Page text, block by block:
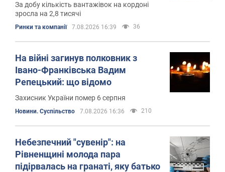
За добу кількість вантажівок на кордоні
зросла на 2,8 тисячі
Ринки та компанії 7.08.2026 16:39 36
На війні загинув полковник з
Івано-Франківська Вадим
Репецький: що відомо
Захисник України помер 6 серпня
Новини. Суспільство 7.08.2026 16:36 210
Небезпечний "сувенір": на
Рівненщині молода пара
підірвалась на гранаті, яку батько